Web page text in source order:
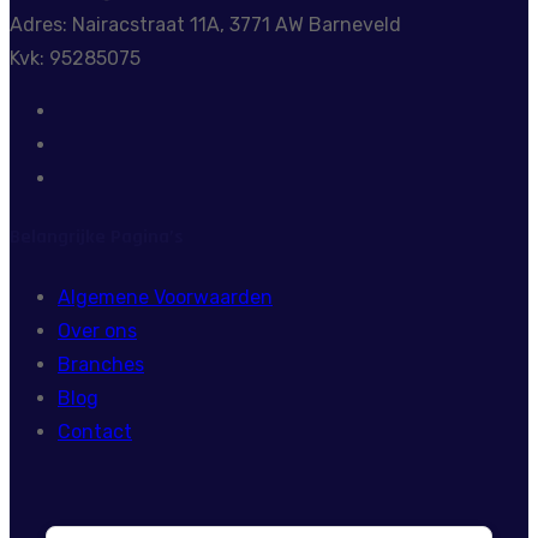
Adres: Nairacstraat 11A, 3771 AW Barneveld
Kvk: 95285075
Algemene Voorwaarden
Over ons
Branches
Blog
Contact